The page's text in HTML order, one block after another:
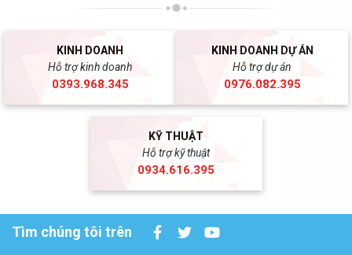
KINH DOANH
Hỗ trợ kinh doanh
0393.968.345
KINH DOANH DỰ ÁN
Hỗ trợ dự án
0976.082.395
KỸ THUẬT
Hỗ trợ kỹ thuật
0934.616.395
Tìm chúng tôi trên